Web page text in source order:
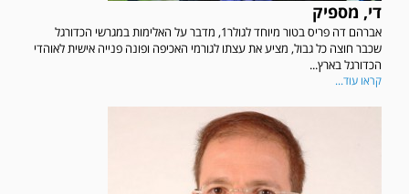
די, מספיק
אברהם דה פריס בטור מיוחד לגולר1, מדבר על האלימות במגרשי הכדורגל
שכבר חוצה כל גבול, מציע את עצתו לגורמי האכיפה ופונה פנייה אישית לאוהדי
הכדורגל בארץ...
קראו עוד...